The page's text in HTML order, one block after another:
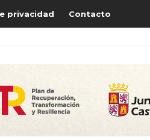
privacidad Contacto